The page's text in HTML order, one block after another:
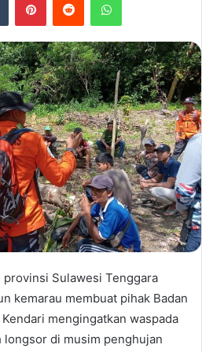
Sulawesi Tenggara
kemarau membuat pihak Badan
mengingatkan waspada
longsor di musim penghujan